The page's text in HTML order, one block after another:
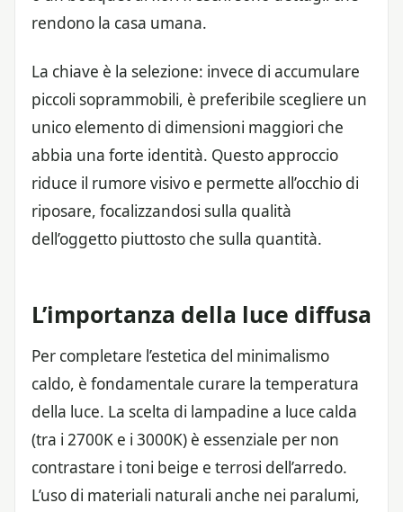
rendono la casa umana.
La chiave è la selezione: invece di accumulare
piccoli soprammobili, è preferibile scegliere un
unico elemento di dimensioni maggiori che
abbia una forte identità. Questo approccio
riduce il rumore visivo e permette all’occhio di
riposare, focalizzandosi sulla qualità
dell’oggetto piuttosto che sulla quantità.
L’importanza della luce diffusa
Per completare l’estetica del minimalismo
caldo, è fondamentale curare la temperatura
della luce. La scelta di lampadine a luce calda
(tra i 2700K e i 3000K) è essenziale per non
contrastare i toni beige e terrosi dell’arredo.
L’uso di materiali naturali anche nei paralumi,